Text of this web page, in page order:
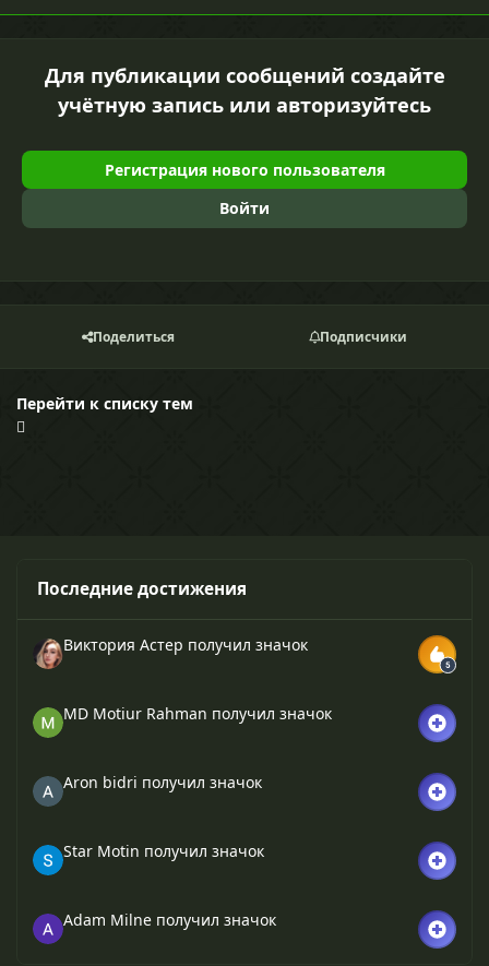
Для публикации сообщений создайте
учётную запись или авторизуйтесь
Регистрация нового пользователя
Войти
Поделиться Подписчики
Перейти к списку тем
Последние достижения
Виктория Астер получил значок
MD Motiur Rahman получил значок
Aron bidri получил значок
Star Motin получил значок
Adam Milne получил значок